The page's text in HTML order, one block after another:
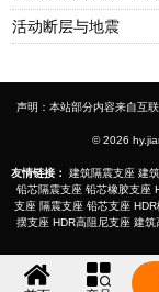
活动断层与地震
声明：本站部分内容来自互
© 2026
友情链接：
建筑隔震支座 建
铅芯隔震支座 铅芯橡胶支座
支座 隔震支座 铅芯支座
摆支座 HDR高阻尼支座 建筑